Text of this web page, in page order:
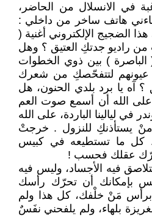
في الانسلال من الحاضر،
هاتف ساخر من داخلي :
الضجيج الإلكتروني أغنية (
راديو جدتكِ العتيق ؟ وهل
) بين ذوي الخطوات
عيونهم لتتفحّصكِ من شعرك
؟ آه يا برد بلدي الحنون، هل
الله أن أسمع صوت العم
ليالينا الباردة، على الله
يستأذنكِ للنزول . خرجتْ
كل ما تستطيعه في كبيس
عقلك فحسب !
فيه الأجساد، وليس فيه
بإمكانك أن تحرّك رأسك
برأس مَنْ خلْفك، كل هذا ولم
بلهاء، ولم يلفحني نفَسٌ